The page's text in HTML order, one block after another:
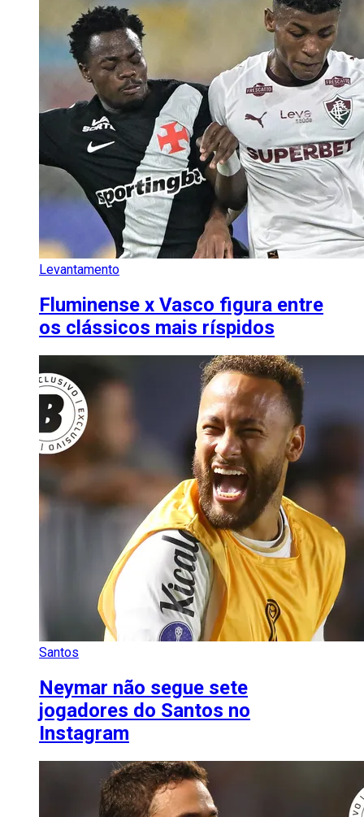
Levantamento
Fluminense x Vasco figura entre
os clássicos mais ríspidos
Santos
Neymar não segue sete
jogadores do Santos no
Instagram